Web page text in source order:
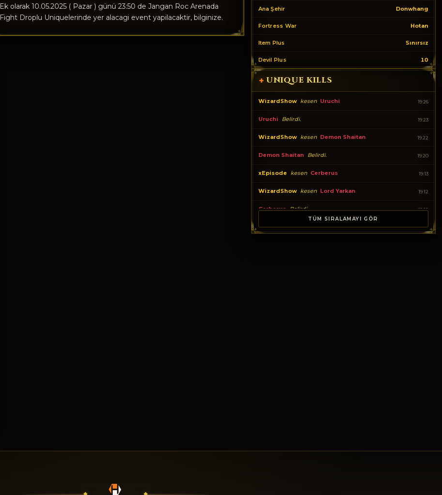
Ek olarak 10.05.2025 ( Pazar ) günü 23:50 de Jangan Roc Arenada
Fight Droplu Uniquelerinde yer alacagi event yapilacaktir, bilginize.
Ana Şehir Donwhang
Fortress War Hotan
Item Plus Sınırsız
Devil Plus 10
+ UNIQUE KILLS
WizardShow kesen Uruchi 19:26
Uruchi Belirdi. 19:23
WizardShow kesen Demon Shaitan 19:22
Demon Shaitan Belirdi. 19:20
xEpisode kesen Cerberus 19:13
WizardShow kesen Lord Yarkan 19:12
Cerberus Belirdi. 19:10
Lord Yarkan Belirdi. 19:06
TÜM SIRALAMAYI GÖR